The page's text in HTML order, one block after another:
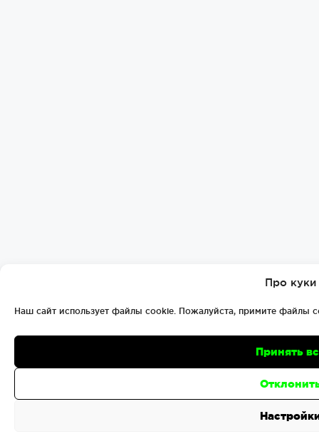
Про куки
Наш сайт использует файлы cookie. Пожалуйста, примите файлы
Принять